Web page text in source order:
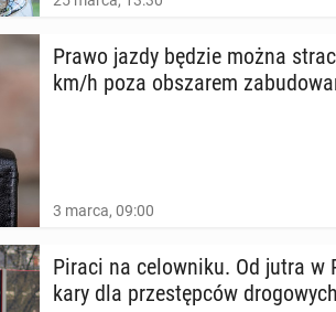
Prawo jazdy będzie można
km/h poza ob­sza­rem
3 marca, 09:00
Piraci na ce­low­ni­ku. Od jutra w
kary dla prze­stęp­ców dro­go­wych